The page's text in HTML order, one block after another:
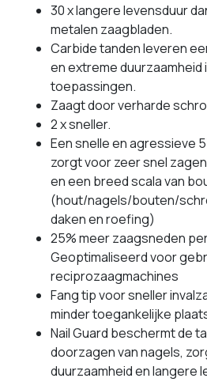
30 x langere levensduur
metalen zaagbladen.
Carbide tanden leveren
en extreme duurzaamheid
toepassingen.
Zaagt door verharde
2 x sneller.
Een snelle en agressieve
zorgt voor zeer snel
en een breed scala van
(hout/nagels/bouten/
daken en roefing)
25% meer zaagsneden
Geoptimaliseerd voor
reciprozaagmachines
Fang tip voor sneller
minder toegankelijke
Nail Guard beschermt de
doorzagen van nagels,
duurzaamheid en langere